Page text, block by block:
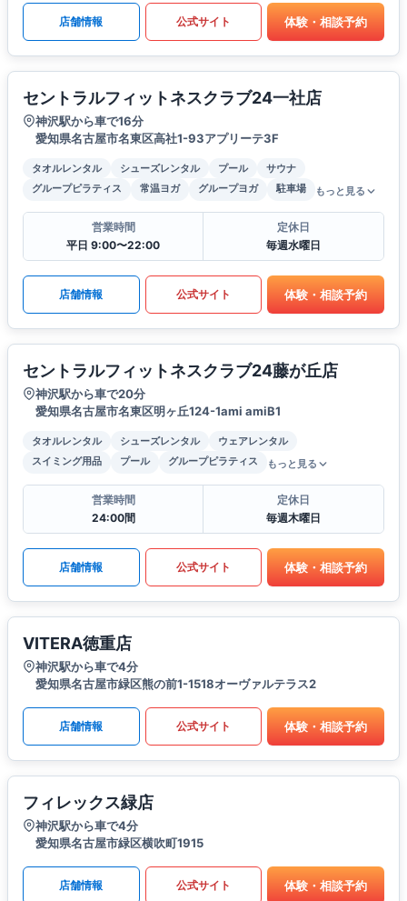
店舗情報 公式サイト 体験・相談予約
セントラルフィットネスクラブ24一社店
神沢駅から車で16分
愛知県名古屋市名東区高社1-93アプリーテ3F
タオルレンタル シューズレンタル プール
サウナ
グループピラティス
常温ヨガ グループヨガ 駐車場 もっと見る
営業時間
平日 9:00〜22:00
定休日
毎週水曜日
店舗情報 公式サイト 体験・相談予約
セントラルフィットネスクラブ24藤が丘店
神沢駅から車で20分
愛知県名古屋市名東区明ヶ丘124-1ami amiB1
タオルレンタル シューズレンタル
ウェアレンタル
スイミング用品
プール グループピラティス もっと見る
営業時間
24:00間
定休日
毎週木曜日
店舗情報 公式サイト 体験・相談予約
VITERA徳重店
神沢駅から車で4分
愛知県名古屋市緑区熊の前1-1518オーヴァルテラス2
店舗情報 公式サイト 体験・相談予約
フィレックス緑店
神沢駅から車で4分
愛知県名古屋市緑区横吹町1915
店舗情報 公式サイト 体験・相談予約